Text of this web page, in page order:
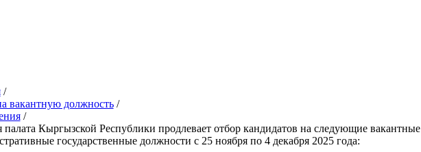
/
вакантную должность /
/
палата Кыргызской Республики продлевает отбор кандидатов на следующие вакантные
государственные должности с 25 ноября по 4 декабря 2025 года: